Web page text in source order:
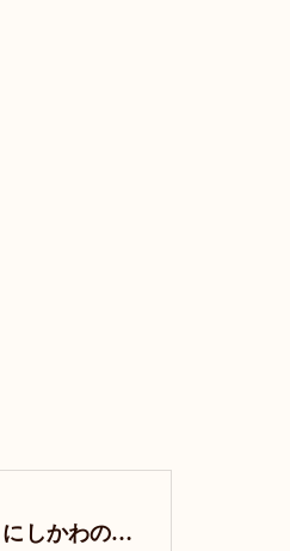
堺市のリフォーム･アーテック・にしかわの口コミ情報